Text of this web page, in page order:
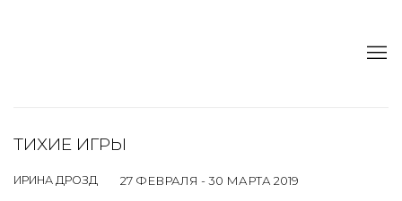
ТИХИЕ ИГРЫ
ИРИНА ДРОЗД 27 ФЕВРАЛЯ - 30 МАРТА 2019